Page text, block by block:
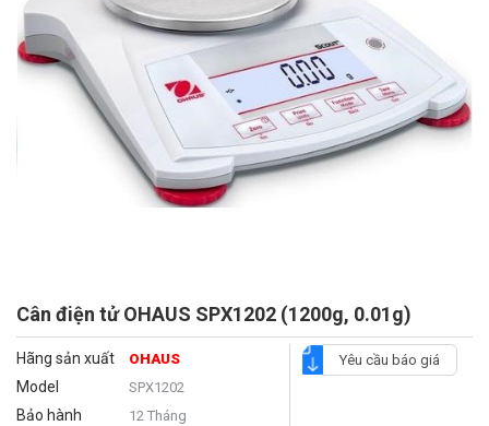
Cân điện tử OHAUS SPX1202 (1200g, 0.01g)
Hãng sản xuất OHAUS
Model SPX1202
Bảo hành 12 Tháng
Yêu cầu báo giá